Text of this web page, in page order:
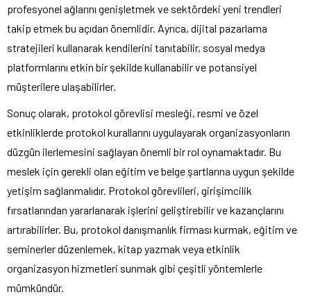
profesyonel ağlarını genişletmek ve sektördeki yeni trendleri
takip etmek bu açıdan önemlidir. Ayrıca, dijital pazarlama
stratejileri kullanarak kendilerini tanıtabilir, sosyal medya
platformlarını etkin bir şekilde kullanabilir ve potansiyel
müşterilere ulaşabilirler.
Sonuç olarak, protokol görevlisi mesleği, resmi ve özel
etkinliklerde protokol kurallarını uygulayarak organizasyonların
düzgün ilerlemesini sağlayan önemli bir rol oynamaktadır. Bu
meslek için gerekli olan eğitim ve belge şartlarına uygun şekilde
yetişim sağlanmalıdır. Protokol görevlileri, girişimcilik
fırsatlarından yararlanarak işlerini geliştirebilir ve kazançlarını
artırabilirler. Bu, protokol danışmanlık firması kurmak, eğitim ve
seminerler düzenlemek, kitap yazmak veya etkinlik
organizasyon hizmetleri sunmak gibi çeşitli yöntemlerle
mümkündür.